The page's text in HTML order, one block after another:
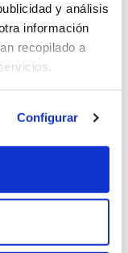
y análisis
información
recopilado a
Configurar
con un precio de